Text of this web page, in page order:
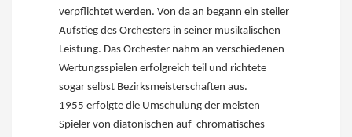
verpflichtet werden. Von da an begann ein steiler
Aufstieg des Orchesters in seiner musikalischen
Leistung. Das Orchester nahm an verschiedenen
Wertungsspielen erfolgreich teil und richtete
sogar selbst Bezirksmeisterschaften aus.
1955 erfolgte die Umschulung der meisten
Spieler von diatonischen auf chromatisches